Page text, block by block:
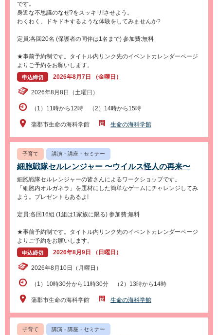
です。
身近な不思議のなぜ?をスッキリ!させよう。
わくわく、ドキドキするような体験をしてみませんか?
定員:各回20名 (保護者の同伴は1名まで) 参加費:無料
★事前予約制です。タイトル内リンク先のイベントカレンダーページ
よりご予約をお願いします。
申込締切 2026年8月7日 （金曜日）
2026年8月8日（土曜日）
（1）11時から12時 （2）14時から15時
蒲郡市生命の海科学館 生命の海科学館
子育て 講演・講座・セミナー
細胞戦隊セルレンジャー 〜ウイルス怪人の再来〜
細胞戦隊セルレンジャーの皆さんによるワークショップです。
「細胞内オルガネラ」を題材にした簡単なゲームにチャレンジしてみ
よう。プレゼントもあるよ!
定員:各回16組 (1組は1家族に限る) 参加費:無料
★事前予約制です。タイトル内リンク先のイベントカレンダーページ
よりご予約をお願いします。
申込締切 2026年8月9日 （日曜日）
2026年8月10日（月曜日）
（1）10時30分から11時30分 （2）13時から14時
蒲郡市生命の海科学館 生命の海科学館
子育て 講演・講座・セミナー